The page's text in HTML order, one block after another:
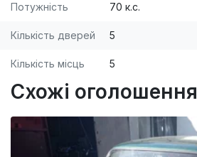
Потужність 70 к.с.
Кількість дверей 5
Кількість місць 5
Схожі оголошення